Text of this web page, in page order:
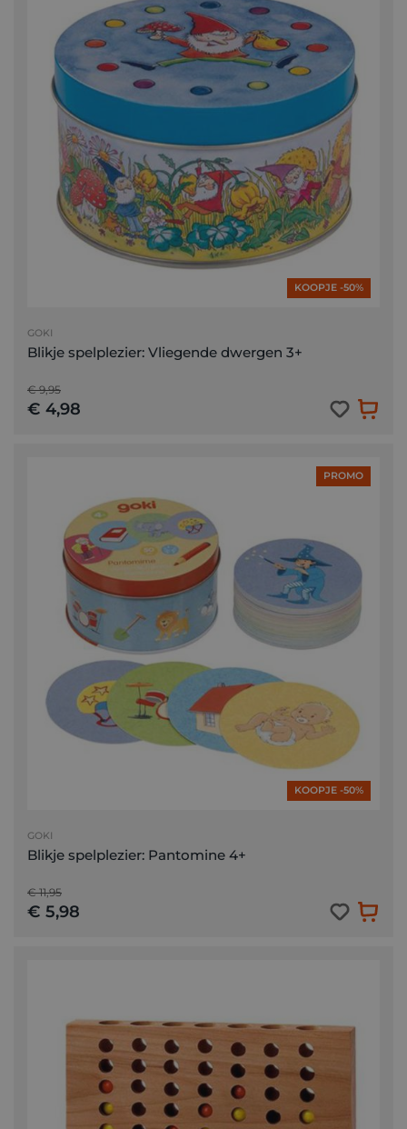
KOOPJE -50%
GOKI
Blikje spelplezier: Vliegende dwergen 3+
€ 9,95
€ 4,98
PROMO
KOOPJE -50%
GOKI
Blikje spelplezier: Pantomine 4+
€ 11,95
€ 5,98